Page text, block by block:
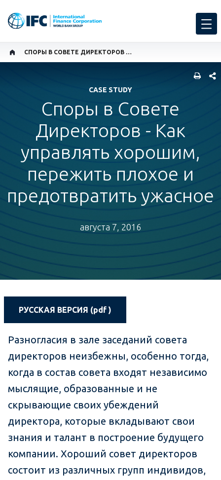
СПОРЫ В СОВЕТЕ ДИРЕКТОРОВ - КАК УПРАВЛЯТЬ ХОРОШИМ, ПЕРЕЖИТЬ ПЛОХОЕ И ПРЕДОТВРАТИТЬ УЖАСНОЕ
CASE STUDY
Споры в Совете
Директоров - Как
управлять хорошим,
пережить плохое и
предотвратить ужасное
августа 7, 2016
РУССКАЯ ВЕРСИЯ (pdf )
Разногласия в зале заседаний совета
директоров неизбежны, особенно тогда,
когда в состав совета входят независимо
мыслящие, образованные и не
скрывающие своих убеждений
директора, которые вкладывают свои
знания и талант в построение будущего
компании. Хороший совет директоров
состоит из различных групп индивидов,